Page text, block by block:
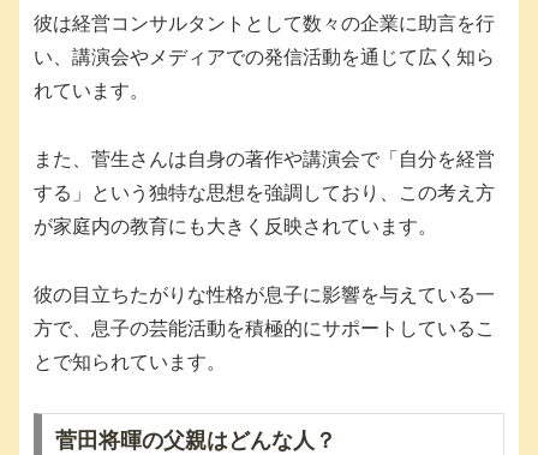
彼は経営コンサルタントとして数々の企業に助言を行
い、講演会やメディアでの発信活動を通じて広く知ら
れています。
また、菅生さんは自身の著作や講演会で「自分を経営
する」という独特な思想を強調しており、この考え方
が家庭内の教育にも大きく反映されています。
彼の目立ちたがりな性格が息子に影響を与えている一
方で、息子の芸能活動を積極的にサポートしているこ
とで知られています。
菅田将暉の父親はどんな人？